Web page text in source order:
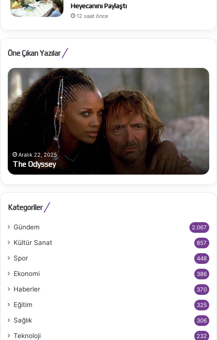
Heyecanını Paylaştı
12 saat önce
Öne Çıkan Yazılar
The
Odyssey
Aralık 22, 2025
The Odyssey
Kategoriler
Gündem 2.067
Kültür Sanat 857
Spor 448
Ekonomi 386
Haberler 370
Eğitim 325
Sağlık 306
Teknoloji 232